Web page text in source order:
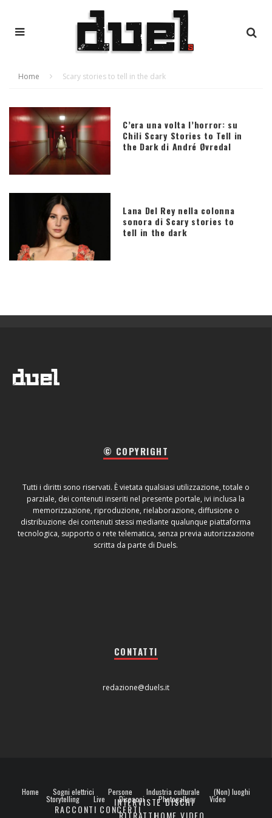
Home Scary stories to tell in the dark
C’era una volta l’horror: su
Chili Scary Stories to Tell in
the Dark di André Øvredal
Lana Del Rey nella colonna
sonora di Scary stories to
tell in the dark
© COPYRIGHT
Tutti i diritti sono riservati. È vietata qualsiasi utilizzazione, totale o
parziale, dei contenuti inseriti nel presente portale, ivi inclusa la
memorizzazione, riproduzione, rielaborazione, diffusione o
distribuzione dei contenuti stessi mediante qualunque piattaforma
tecnologica, supporto o rete telematica, senza previa autorizzazione
scritta da parte di Duels.
CONTATTI
redazione@duels.it
Home Sogni elettrici Persone
INTERVISTE
Industria culturale
DISCHI
(Non) luoghi
Storytelling
RACCONTI
Live
CONCERTI
Dispacci Photogallery Video